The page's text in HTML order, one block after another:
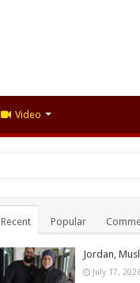
Video
Recent Popular
Jordan,
July 17,